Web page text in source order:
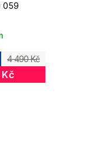
059
4 490 Kč